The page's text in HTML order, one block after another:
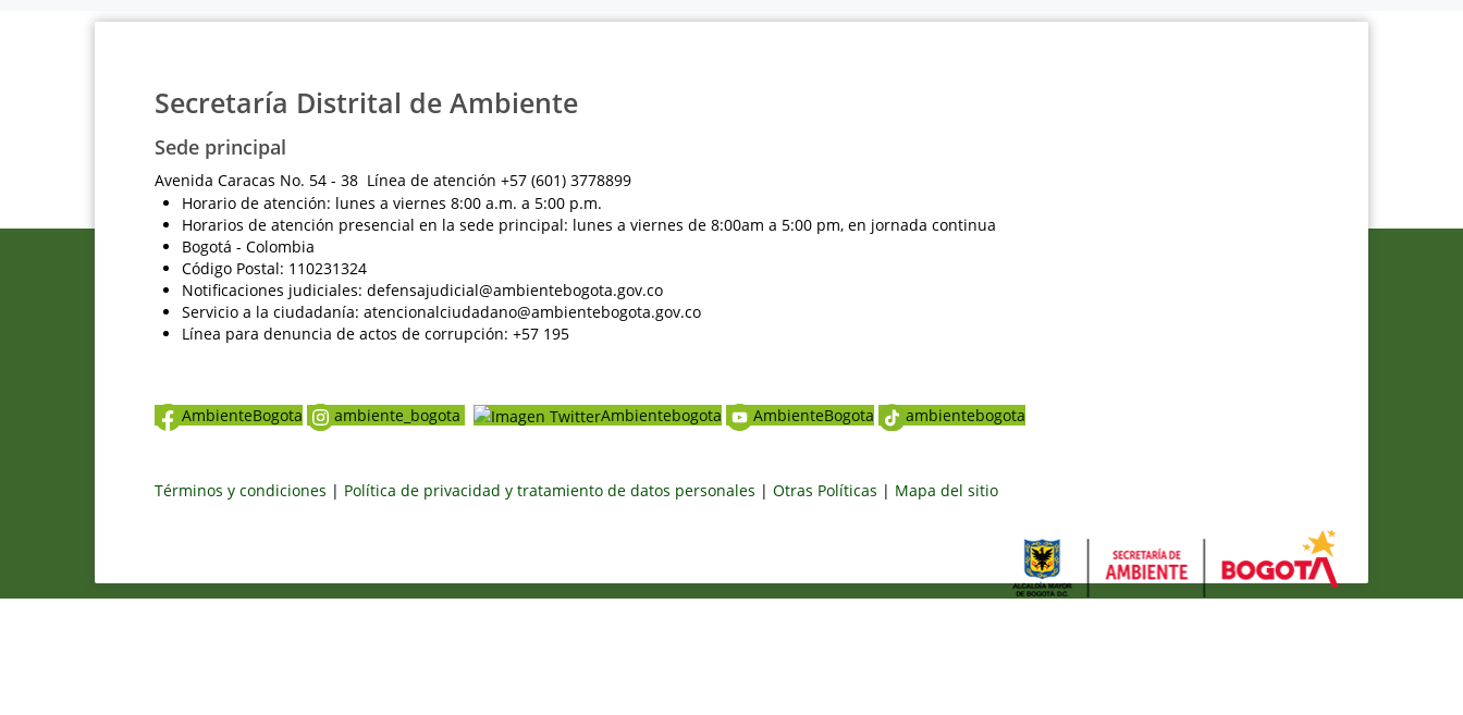
Secretaría Distrital de Ambiente
Sede principal
Avenida Caracas No. 54 - 38 Línea de atención +57 (601) 3778899
Horario de atención: lunes a viernes 8:00 a.m. a 5:00 p.m.
Horarios de atención presencial en la sede principal: lunes a viernes de 8:00am a 5:00 pm, en jornada continua
Bogotá - Colombia
Código Postal: 110231324
Notificaciones judiciales: defensajudicial@ambientebogota.gov.co
Servicio a la ciudadanía: atencionalciudadano@ambientebogota.gov.co
Línea para denuncia de actos de corrupción: +57 195
AmbienteBogota ambiente_bogota Ambientebogota AmbienteBogota ambientebogota
Términos y condiciones | Política de privacidad y tratamiento de datos personales | Otras Políticas | Mapa del sitio